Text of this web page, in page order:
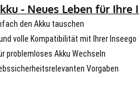
- Neues Leben für Ihre
den Akku tauschen
volle Kompatibilität mit Ihrer Inseego
problemloses Akku Wechseln
Vorgaben